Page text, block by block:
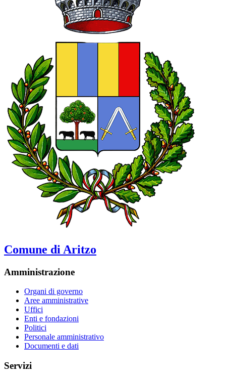
Comune di Aritzo
Amministrazione
Organi di governo
Aree amministrative
Uffici
Enti e fondazioni
Politici
Personale amministrativo
Documenti e dati
Servizi